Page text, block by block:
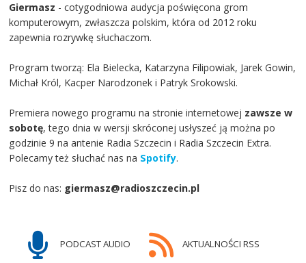
Giermasz - cotygodniowa audycja poświęcona grom
komputerowym, zwłaszcza polskim, która od 2012 roku
zapewnia rozrywkę słuchaczom.
Program tworzą: Ela Bielecka, Katarzyna Filipowiak, Jarek Gowin,
Michał Król, Kacper Narodzonek i Patryk Srokowski.
Premiera nowego programu na stronie internetowej zawsze w
sobotę, tego dnia w wersji skróconej usłyszeć ją można po
godzinie 9 na antenie Radia Szczecin i Radia Szczecin Extra.
Polecamy też słuchać nas na Spotify.
Pisz do nas: giermasz@radioszczecin.pl
PODCAST AUDIO AKTUALNOŚCI RSS